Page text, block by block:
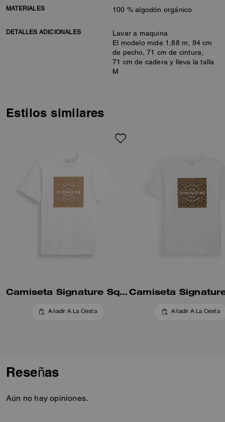
MATERIALES 100 % algodón orgánico
DETALLES ADICIONALES
Lavar a maquina
El modelo mide 1,88 m, 94 cm
de pecho, 71 cm de cintura,
71 cm de cadera y lleva la talla
M
Estilos similares
Camiseta Signature Square En Algodón Orgánico
Añadir A La Cesta Añadir A La Cesta
Reseñas
Aún no hay opiniones.